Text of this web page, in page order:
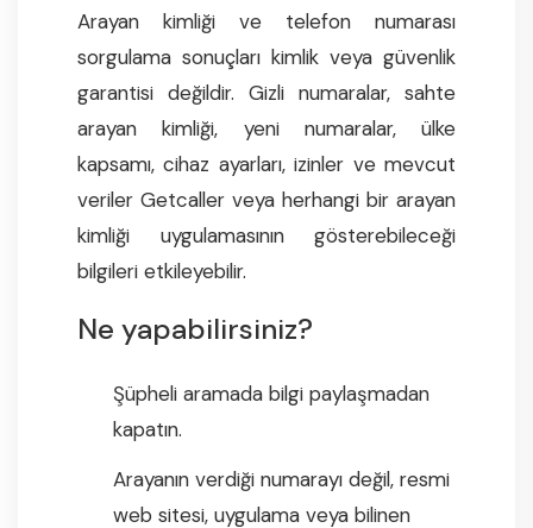
Arayan kimliği ve telefon numarası
sorgulama sonuçları kimlik veya güvenlik
garantisi değildir. Gizli numaralar, sahte
arayan kimliği, yeni numaralar, ülke
kapsamı, cihaz ayarları, izinler ve mevcut
veriler Getcaller veya herhangi bir arayan
kimliği uygulamasının gösterebileceği
bilgileri etkileyebilir.
Ne yapabilirsiniz?
Şüpheli aramada bilgi paylaşmadan
kapatın.
Arayanın verdiği numarayı değil, resmi
web sitesi, uygulama veya bilinen